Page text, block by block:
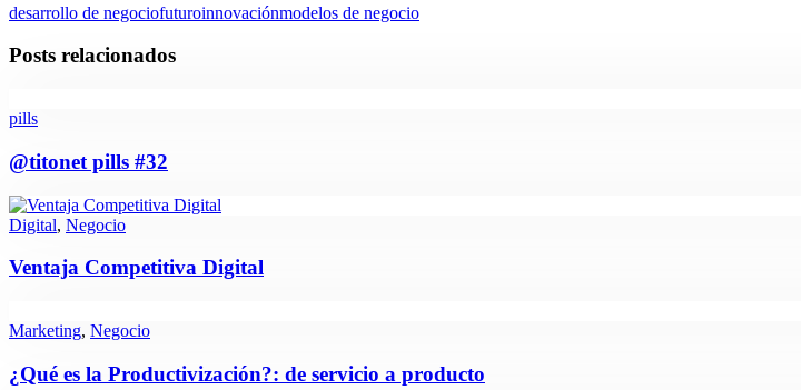
desarrollo de negociofuturoinnovaciónmodelos de negocio
Posts relacionados
pills
@titonet pills #32
Digital, Negocio
Ventaja Competitiva Digital
Marketing, Negocio
¿Qué es la Productivización?: de servicio a producto